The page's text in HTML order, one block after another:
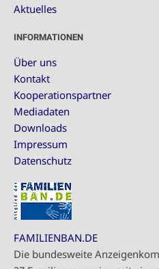
Aktuelles
INFORMATIONEN
Über uns
Kontakt
Kooperationspartner
Mediadaten
Downloads
Impressum
Datenschutz
FAMILIENBAN.DE
Die bundesweite